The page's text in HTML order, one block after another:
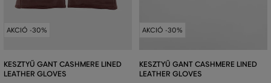
AKCIÓ -30%
KESZTYŰ GANT CASHMERE LINED
LEATHER GLOVES
AKCIÓ -30%
KESZTYŰ GANT CASHMERE LINED
LEATHER GLOVES